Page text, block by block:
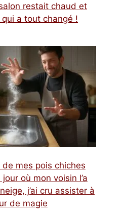
restait chaud et
qui a tout changé !
mes pois chiches
jour où mon voisin l’a
j’ai cru assister à
de magie